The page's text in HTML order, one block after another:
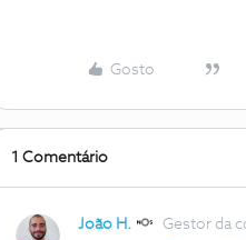
Gosto
1 Comentário
João H. Gestor da